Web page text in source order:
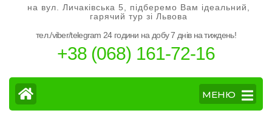
на вул. Личаківська 5, підберемо Вам ідеальний,
гарячий тур зі Львова
тел./viber/telegram 24 години на добу 7 днів на тиждень!
+38 (068) 161-72-16
МЕНЮ